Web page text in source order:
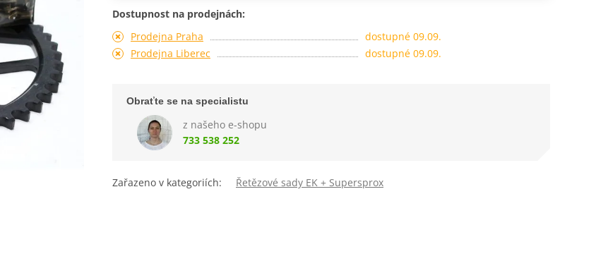
Dostupnost na prodejnách:
Prodejna Praha
dostupné 09.09.
Prodejna Liberec
dostupné 09.09.
Obraťte se na specialistu
z našeho e-shopu
733 538 252
Zařazeno v kategoriích: Řetězové sady EK + Supersprox